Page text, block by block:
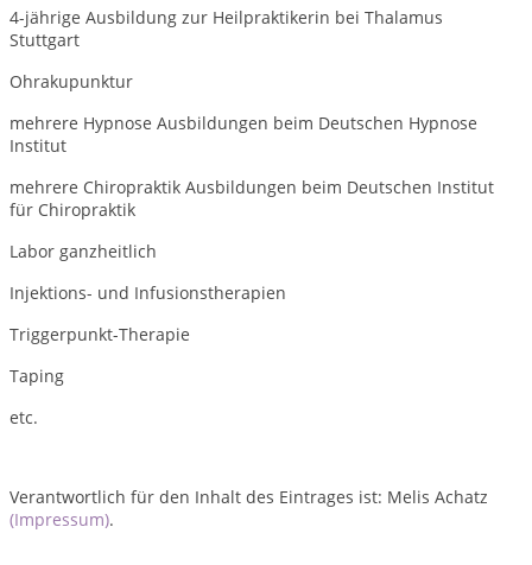
4-jährige Ausbildung zur Heilpraktikerin bei Thalamus
Stuttgart
Ohrakupunktur
mehrere Hypnose Ausbildungen beim Deutschen Hypnose
Institut
mehrere Chiropraktik Ausbildungen beim Deutschen Institut
für Chiropraktik
Labor ganzheitlich
Injektions- und Infusionstherapien
Triggerpunkt-Therapie
Taping
etc.
Verantwortlich für den Inhalt des Eintrages ist: Melis Achatz
(Impressum).